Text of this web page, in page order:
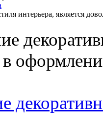
интерьера, является